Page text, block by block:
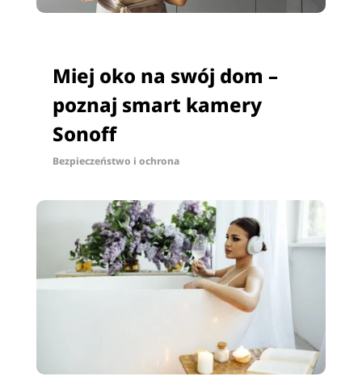
Miej oko na swój dom –
poznaj smart kamery
Sonoff
Bezpieczeństwo i ochrona